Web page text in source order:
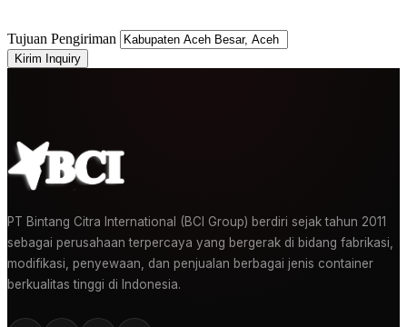
Tujuan Pengiriman
Kirim Inquiry
PT Bintang Citra International (BCI Group) berdiri sejak tahun 2011
sebagai perusahaan terpercaya yang bergerak di bidang fabrikasi,
modifikasi, penyewaan, dan penjualan berbagai jenis container
berkualitas tinggi di Indonesia.